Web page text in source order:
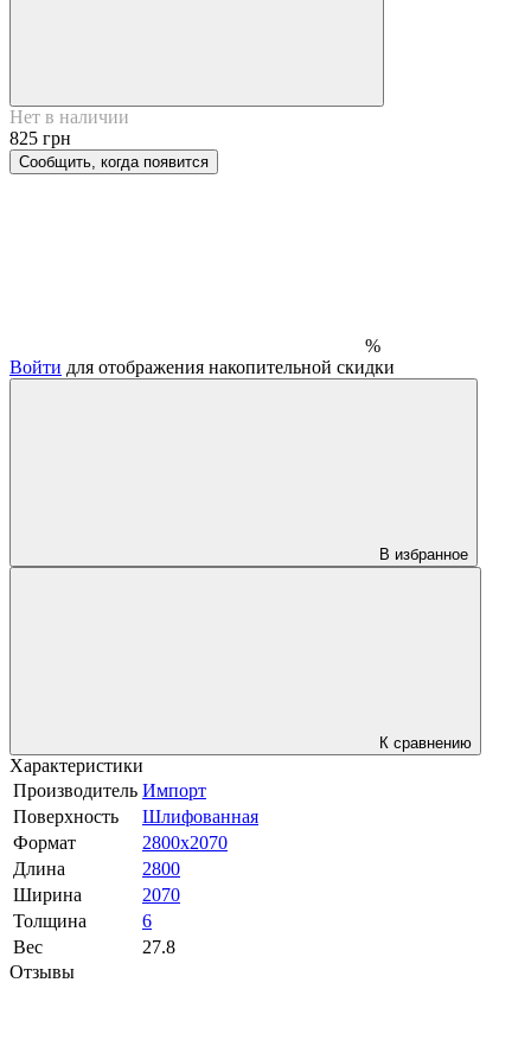
Нет в наличии
825 грн
Сообщить, когда появится
%
Войти для отображения накопительной скидки
В избранное
К сравнению
Характеристики
Производитель Импорт
Поверхность
Шлифованная
Формат
2800x2070
Длина
2800
Ширина
2070
Толщина
6
Вес
27.8
Отзывы